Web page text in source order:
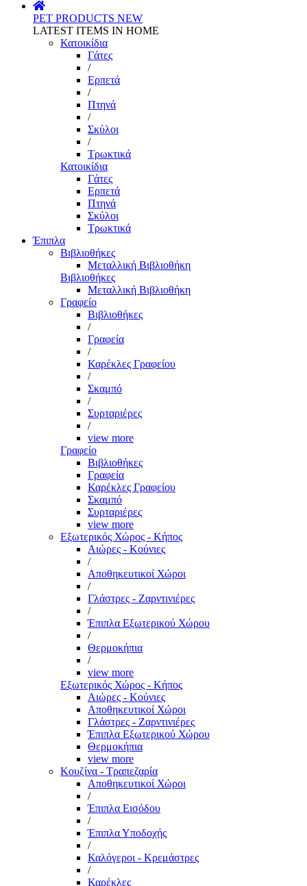
PET PRODUCTS NEW
LATEST ITEMS IN HOME
Κατοικίδια
Γάτες
/
Ερπετά
/
Πτηνά
/
Σκύλοι
/
Τρωκτικά
Κατοικίδια
Γάτες
Ερπετά
Πτηνά
Σκύλοι
Τρωκτικά
Έπιπλα
Βιβλιοθήκες
Μεταλλική Βιβλιοθήκη
Βιβλιοθήκες
Μεταλλική Βιβλιοθήκη
Γραφείο
Βιβλιοθήκες
/
Γραφεία
/
Καρέκλες Γραφείου
/
Σκαμπό
/
Συρταριέρες
/
view more
Γραφείο
Βιβλιοθήκες
Γραφεία
Καρέκλες Γραφείου
Σκαμπό
Συρταριέρες
view more
Εξωτερικός Χώρος - Κήπος
Αιώρες - Κούνιες
/
Αποθηκευτικοί Χώροι
/
Γλάστρες - Ζαρντινιέρες
/
Έπιπλα Εξωτερικού Χώρου
/
Θερμοκήπια
/
view more
Εξωτερικός Χώρος - Κήπος
Αιώρες - Κούνιες
Αποθηκευτικοί Χώροι
Γλάστρες - Ζαρντινιέρες
Έπιπλα Εξωτερικού Χώρου
Θερμοκήπια
view more
Κουζίνα - Τραπεζαρία
Αποθηκευτικοί Χώροι
/
Έπιπλα Εισόδου
/
Έπιπλα Υποδοχής
/
Καλόγεροι - Κρεμάστρες
/
Καρέκλες